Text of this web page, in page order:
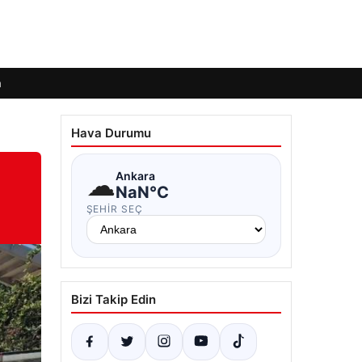
Hava Durumu
☁Ankara
NaN°C
ŞEHIR SEÇ
Bizi Takip Edin